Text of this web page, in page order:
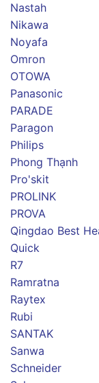
Nastah
Nikawa
Noyafa
Omron
OTOWA
Panasonic
PARADE
Paragon
Philips
Phong Thạnh
Pro'skit
PROLINK
PROVA
Qingdao Best
Quick
R7
Ramratna
Raytex
Rubi
SANTAK
Sanwa
Schneider